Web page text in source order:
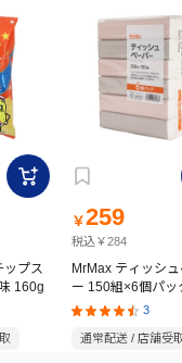
ップス
160g
￥259
税込￥284
MrMax ティッシ
ー 150組×6個パッ
3
通常配送 / 店舗受